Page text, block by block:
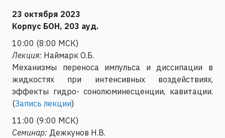
23 октября 2023
Корпус БОН, 203 ауд.
10:00 (8:00 МСК)
Лекция: Наймарк О.Б.
Механизмы переноса импульса и диссипации в
жидкостях при интенсивных воздействиях,
эффекты гидро- сонолюминесценции, кавитации.
(Запись лекции)
11:00 (9:00 МСК)
Семинар: Дежкунов Н.В.